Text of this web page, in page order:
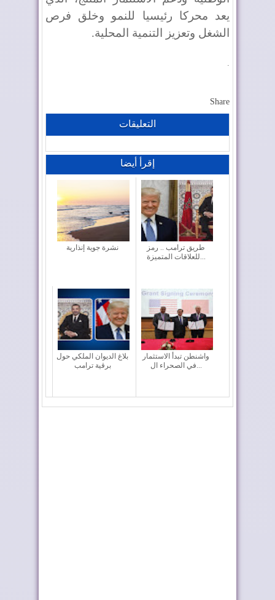
يعد محركا رئيسيا للنمو وخلق فرص
الشغل وتعزيز التنمية المحلية.
.
Share
التعليقات
إقرأ أيضا
نشرة جوية إنذارية
طريق ترامب .. رمز
للعلاقات المتميزة...
بلاغ الديوان الملكي حول
برقية ترامب
واشنطن تبدأ الاستثمار
في الصحراء ال...